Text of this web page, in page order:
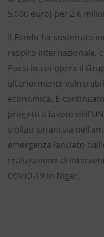
5.000 euro) per 2,6
Il Fondo ha sostenuto
respiro internazionale,
Paesi in cui opera il
ulteriormente
economica. È
progetti a favore
sfollati siriani sia
emergenza lanciato
realizzazione di
COVID-19 in Niger.